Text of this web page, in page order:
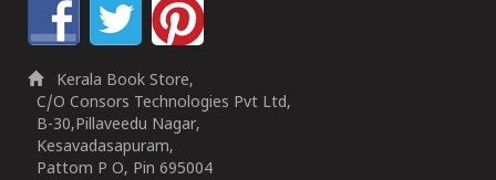
Kerala Book Store,
C/O Consors Technologies Pvt Ltd,
B-30,Pillaveedu Nagar,
Kesavadasapuram,
Pattom P O, Pin 695004